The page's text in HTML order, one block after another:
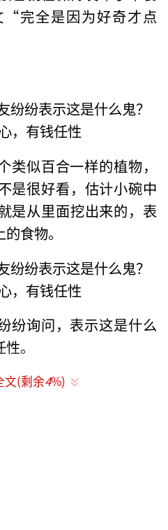
“完全是因为好奇才点
类似百合一样的植物，
是很好看，估计小碗中
是从里面挖出来的，表
食物。
纷询问，表示这是什么
。
文(剩余4%)